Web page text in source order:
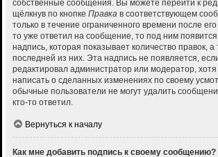
собственные сообщения. Вы можете перейти к
щёлкнув по кнопке Правка в соответствующем
только в течение ограниченного времени после
то уже ответил на сообщение, то под ним
надпись, которая показывает количество правок,
последней из них. Эта надпись не появляется,
редактировал администратор или модератор, хотя
написать о сделанных изменениях по своему
обычные пользователи не могут удалить
кто-то ответил.
Вернуться к началу
Как мне добавить подпись к своему сообщению?